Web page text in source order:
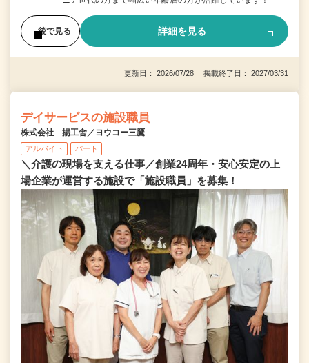
後で見る 詳細を見る
更新日： 2026/07/28 掲載終了日： 2027/03/31
デイサービスの施設職員
株式会社 揚工舎／ヨウコー三鷹
アルバイト パート
＼介護の現場を支える仕事／創業24周年・安心安定の上
場企業が運営する施設で「施設職員」を募集！